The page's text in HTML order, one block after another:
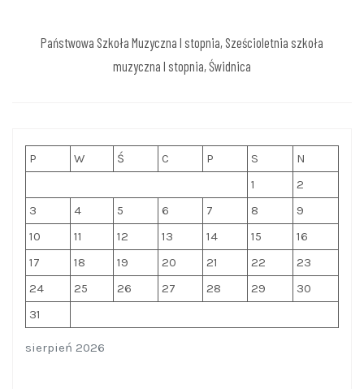
Państwowa Szkoła Muzyczna I stopnia, Sześcioletnia szkoła
muzyczna I stopnia, Świdnica
sierpień 2026
P W Ś C P S
N
1
2
3
4 5 6 7 8
9
10
11 12 13 14 15
16
17
18 19 20 21 22
23
24
25 26 27 28 29
30
31